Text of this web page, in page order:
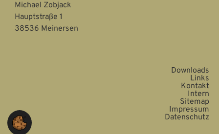
Michael Zobjack
Hauptstraße 1
38536 Meinersen
Downloads
Links
Kontakt
Intern
Sitemap
Impressum
Datenschutz